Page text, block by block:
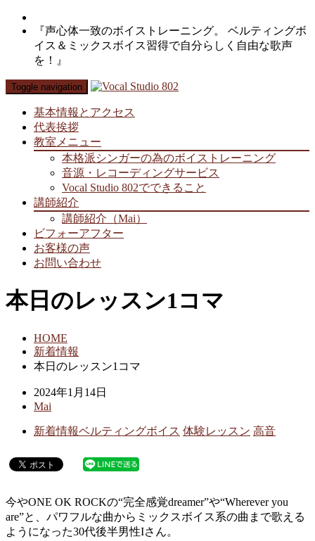
『声心体一致のボイストレーニング。 ベルティングボ
イス＆ミックスボイス習得で自分らしく自由な歌声
を！』
Toggle navigation
基本情報とアクセス
代表挨拶
教室メニュー
本格派シンガーの為のボイストレーニング
音源・レコーディングサービス
Vocal Studio 802でできること
講師紹介
講師紹介（Mai）
ビフォーアフター
お客様の声
お問い合わせ
本日のレッスン1コマ
HOME
新着情報
本日のレッスン1コマ
2024年1月14日
Mai
新着情報ベルティングボイス 体験レッスン 高音
今やONE OK ROCKの“完全感覚dreamer”や“Wherever you
are”と、パワフルな曲からミックスボイス系の曲まで歌える
ようになった30代後半男性Iさん。